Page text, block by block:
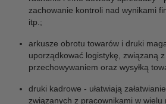
zachowanie kontroli nad wynikami
itp.;
arkusze obrotu towarów i druki
uporządkować logistykę, związaną z
przechowywaniem oraz wysyłką
druki kadrowe - ułatwiają
związanych z pracownikami w wielu